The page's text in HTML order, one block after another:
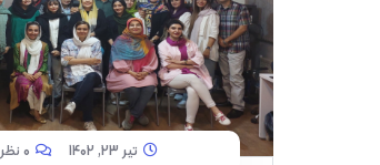
تیر 23, 1402 0 نظر